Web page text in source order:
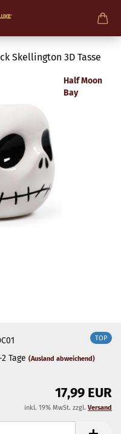
Skellington 3D Tasse
Half Moon
Bay
TOP
2 Tage(Ausland abweichend)
17,99 EUR
inkl. 19% MwSt. zzgl. Versand